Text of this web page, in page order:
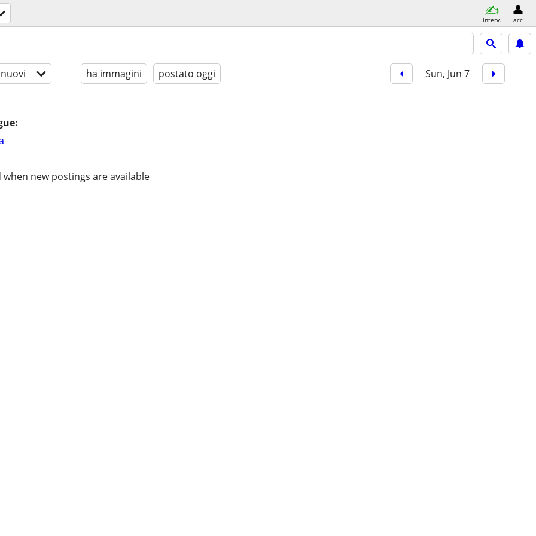
interv. acc
ha immagini postato oggi Sun, Jun 7
new postings are available